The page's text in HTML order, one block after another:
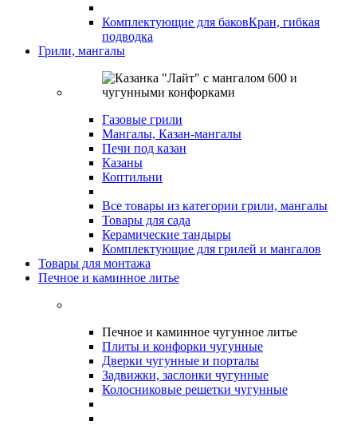
Комплектующие для баковКран, гибкая
подводка
Грили, мангалы
Газовые грили
Мангалы, Казан-мангалы
Печи под казан
Казаны
Коптильни
Все товары из категории грили, мангалы
Товары для сада
Керамические тандыры
Комплектующие для грилей и мангалов
Товары для монтажа
Печное и каминное литье
Печное и каминное чугунное литье
Плиты и конфорки чугунные
Дверки чугунные и порталы
Задвижки, заслонки чугунные
Колосниковые решетки чугунные